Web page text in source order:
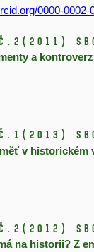
0000-0002-
(2011)
a
(2013)
v historickém
(2012)
na historii? Z